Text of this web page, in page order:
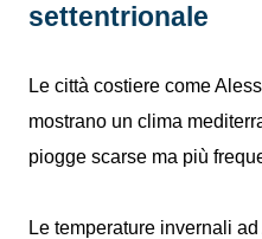
settentrionale
Le città costiere come
mostrano un clima
piogge scarse ma più
Le temperature invernali